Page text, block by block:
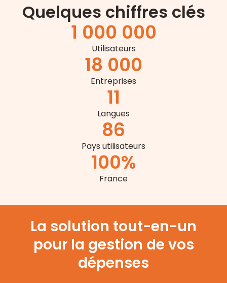
Quelques chiffres clés
1 000 000
Utilisateurs
18 000
Entreprises
11
Langues
86
Pays utilisateurs
100%
France
La solution tout-en-un
pour la gestion de vos
dépenses